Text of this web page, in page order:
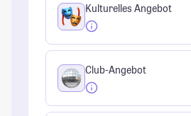
Kulturelles Angebot
Club-Angebot